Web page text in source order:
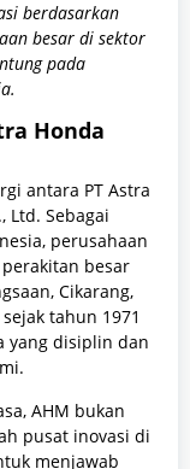
berdasarkan
besar di sektor
pada
Honda
antara PT Astra
Ltd. Sebagai
perusahaan
besar
Cikarang,
tahun 1971
yang disiplin dan
AHM bukan
pusat inovasi di
menjawab